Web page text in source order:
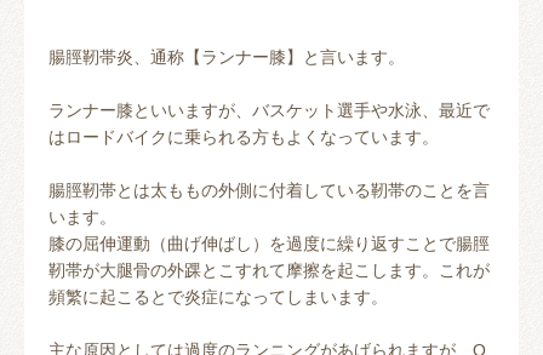
腸脛靭帯炎、通称【ランナー膝】と言います。
ランナー膝といいますが、バスケット選手や水泳、最近で
はロードバイクに乗られる方もよくなっています。
腸脛靭帯とは太ももの外側に付着している靭帯のことを言
います。
膝の屈伸運動（曲げ伸ばし）を過度に繰り返すことで腸脛
靭帯が大腿骨の外踝とこすれて摩擦を起こします。これが
頻繁に起こるとで炎症になってしまいます。
主な原因としては過度のランニングがあげられますが、O